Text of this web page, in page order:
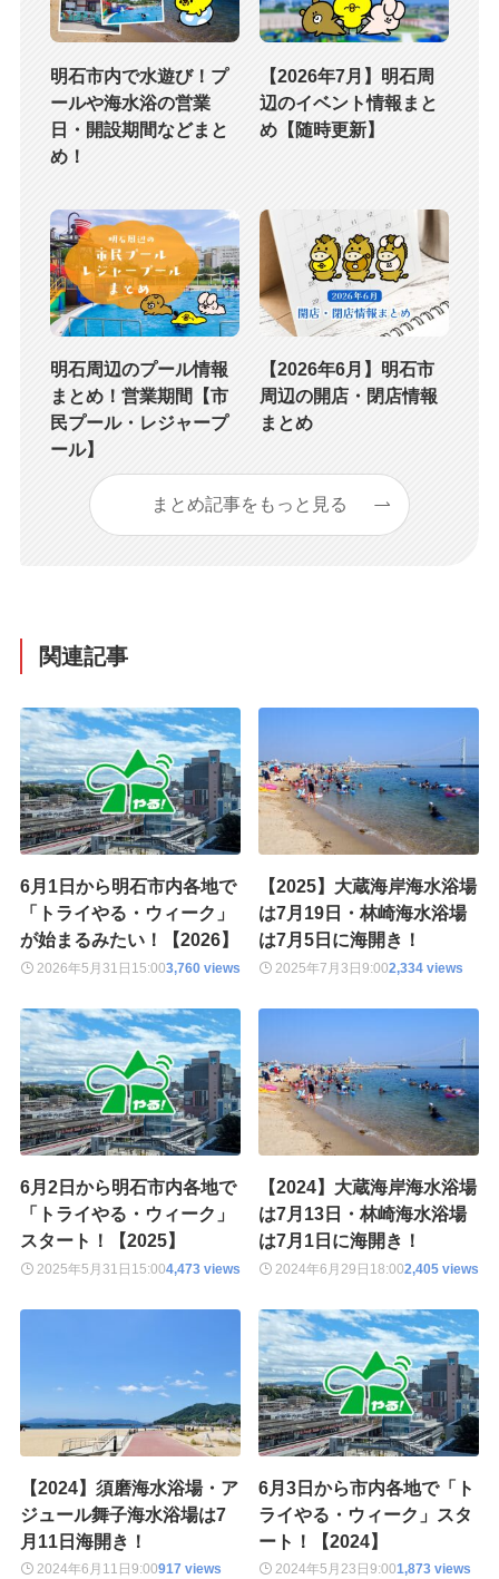
明石市内で水遊び！プ
ールや海水浴の営業
日・開設期間などまと
め！
【2026年7月】明石周
辺のイベント情報まと
め【随時更新】
明石周辺のプール情報
まとめ！営業期間【市
民プール・レジャープ
ール】
【2026年6月】明石市
周辺の開店・閉店情報
まとめ
まとめ記事をもっと見る
関連記事
6月1日から明石市内各地で
「トライやる・ウィーク」
が始まるみたい！【2026】
2026年5月31日 15:003,760 views
【2025】大蔵海岸海水浴場
は7月19日・林崎海水浴場
は7月5日に海開き！
2025年7月3日9:002,334 views
6月2日から明石市内各地で
「トライやる・ウィーク」
スタート！【2025】
2025年5月31日 15:004,473 views
【2024】大蔵海岸海水浴場
は7月13日・林崎海水浴場
は7月1日に海開き！
2024年6月29日 18:002,405 views
【2024】須磨海水浴場・ア
ジュール舞子海水浴場は7
月11日海開き！
2024年6月11日 9:00917 views
6月3日から市内各地で「ト
ライやる・ウィーク」スタ
ート！【2024】
2024年5月23日9:001,873 views